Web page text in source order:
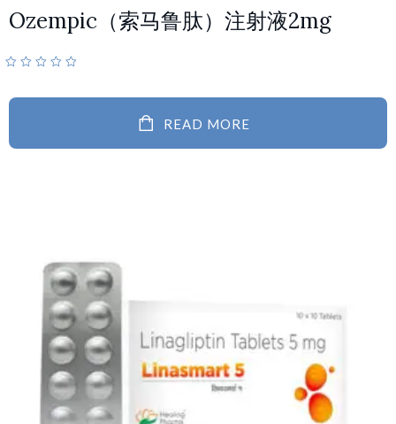
Ozempic（索马鲁肽）注射液2mg
READ MORE